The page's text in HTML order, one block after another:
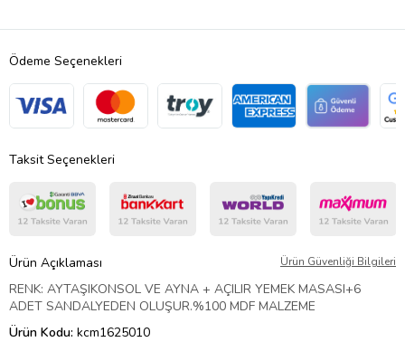
Ödeme Seçenekleri
Taksit Seçenekleri
Ürün Açıklaması Ürün Güvenliği Bilgileri
RENK: AYTAŞIKONSOL VE AYNA + AÇILIR YEMEK MASASI+6
ADET SANDALYEDEN OLUŞUR.%100 MDF MALZEME
Ürün Kodu: kcm1625010